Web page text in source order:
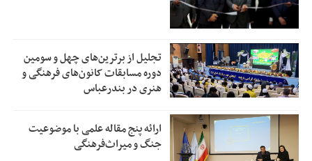
تجلیل از بر‌ترین‌های چهل و سومین
دوره مسابقات کانون‌های فرهنگی و
هنری در بندرعباس
ارائه پنج مقاله علمی با موضوعیت
جنگ و میراث‌فرهنگی